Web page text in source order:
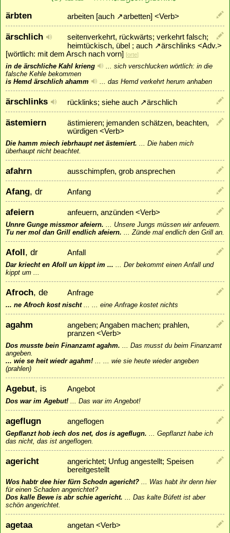
ärbten arbeiten [auch ↗arbetten] <Verb>
ärschlich
seitenverkehrt, rückwärts; verkehrt falsch;
heimtückisch, übel ; auch ↗ärschlinks <Adv.>
[wörtlich: mit dem Arsch nach vorn] [orte]
in de ärschliche Kahl krieng ... sich verschlucken wörtlich: in die
falsche Kehle bekommen
is Hemd ärschlich ahamm
... das Hemd verkehrt herum anhaben
ärschlinks rücklinks; siehe auch ↗ärschlich
ästemiern
ästimieren; jemanden schätzen, beachten,
würdigen <Verb>
Die hamm miech iebrhaupt net ästemiert. ... Die haben mich
überhaupt nicht beachtet.
afahrn ausschimpfen, grob ansprechen
Afang, dr Anfang
afeiern anfeuern, anzünden <Verb>
Unnre Gunge missmor afeiern. ... Unsere Jungs müssen wir anfeuern.
Tu ner mol dan Grill endlich afeiern. ...Zünde mal endlich den Grill an.
Afoll, dr Anfall
Dar kriecht en Afoll un kippt im ... ... Der bekommt einen Anfall und
kippt um ...
Afroch, de Anfrage
... ne Afroch kost nischt... ... eine Anfrage kostet nichts
agahm
angeben; Angaben machen; prahlen,
pranzen <Verb>
Dos musste bein Finanzamt agahm. ... Das musst du beim Finanzamt
angeben.
... wie se heit wiedr agahm! ... ... wie sie heute wieder angeben
(prahlen)
Agebut, is Angebot
Dos war im Agebut! ... Das war im Angebot!
ageflugn angeflogen
Gepflanzt hob iech dos net, dos is ageflugn. ... Gepflanzt habe ich
das nicht, das ist angeflogen.
agericht
angerichtet; Unfug angestellt; Speisen
bereitgestellt
Wos habtr dee hier fürn Schodn agericht? ... Was habt ihr denn hier
für einen Schaden angerichtet?
Dos kalle Bewe is abr schie agericht. ... Das kalte Büfett ist aber
schön angerichtet.
agetaa angetan <Verb>